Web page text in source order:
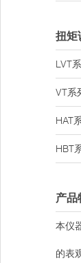
扭矩
LVT
VT系
HAT
HBT
产品
本仪
的表